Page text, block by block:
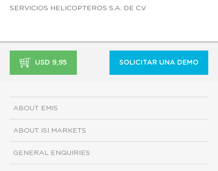
SERVICIOS HELICOPTEROS S.A. DE C.V
USD 9,95 SOLICITAR UNA DEMO
ABOUT EMIS
ABOUT ISI MARKETS
GENERAL ENQUIRIES